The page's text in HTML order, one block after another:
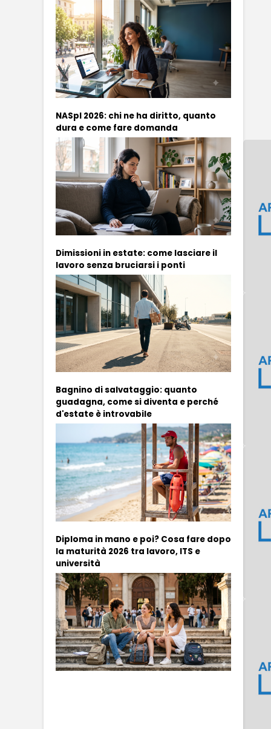
NASpI 2026: chi ne ha diritto, quanto
dura e come fare domanda
Dimissioni in estate: come lasciare il
lavoro senza bruciarsi i ponti
Bagnino di salvataggio: quanto
guadagna, come si diventa e perché
d'estate è introvabile
Diploma in mano e poi? Cosa fare dopo
la maturità 2026 tra lavoro, ITS e
università